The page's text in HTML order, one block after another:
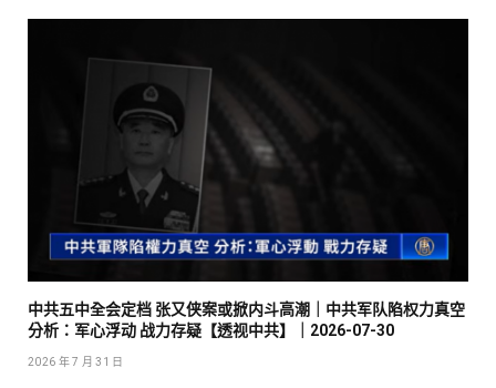
中共五中全会定档 张又侠案或掀内斗高潮｜中共军队陷权力真空
分析：军心浮动 战力存疑【透视中共】｜2026-07-30
2026 年 7 月 31 日